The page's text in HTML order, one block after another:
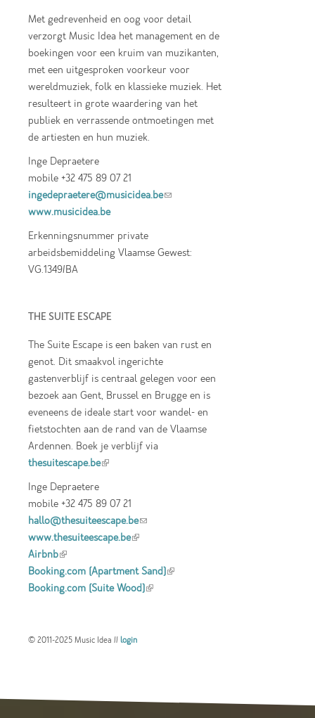
Met gedrevenheid en oog voor detail
verzorgt Music Idea het management en de
boekingen voor een kruim van muzikanten,
met een uitgesproken voorkeur voor
wereldmuziek, folk en klassieke muziek. Het
resulteert in grote waardering van het
publiek en verrassende ontmoetingen met
de artiesten en hun muziek.
Inge Depraetere
mobile +32 475 89 07 21
ingedepraetere@musicidea.be(link sends e-
www.musicidea.be
Erkenningsnummer private
arbeidsbemiddeling Vlaamse Gewest:
VG.1349/BA
THE SUITE ESCAPE
The Suite Escape is een baken van rust en
genot. Dit smaakvol ingerichte
gastenverblijf is centraal gelegen voor een
bezoek aan Gent, Brussel en Brugge en is
eveneens de ideale start voor wandel- en
fietstochten aan de rand van de Vlaamse
Ardennen. Boek je verblijf via
thesuitescape.be(link is external)
Inge Depraetere
mobile +32 475 89 07 21
hallo@thesuiteescape.be(link sends e-mail)
www.thesuiteescape.be(link is external)
Airbnb(link is external)
Booking.com (Apartment Sand)(link is
Booking.com (Suite Wood)(link is external)
© 2011-2025 Music Idea //login